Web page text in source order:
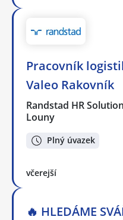
Pracovník
Valeo Rakovník
Randstad HR
Louny
Plný úvazek
včerejší
🔥 HLEDÁME